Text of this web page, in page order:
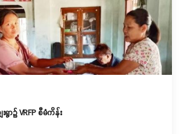
ာ၌ ‌VRFP စီမံကိန်း